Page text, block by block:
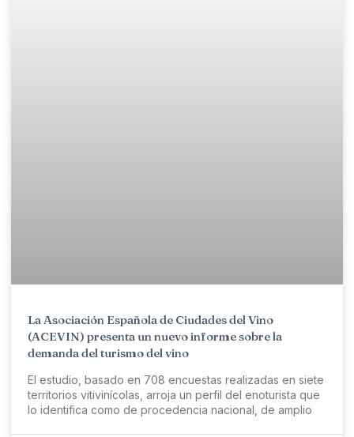
La Asociación Española de Ciudades del Vino
(ACEVIN) presenta un nuevo informe sobre la
demanda del turismo del vino
El estudio, basado en 708 encuestas realizadas en siete
territorios vitivinícolas, arroja un perfil del enoturista que
lo identifica como de procedencia nacional, de amplio